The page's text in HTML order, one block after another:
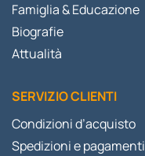
Famiglia & Educazione
Biografie
Attualità
SERVIZIO CLIENTI
Condizioni d’acquisto
Spedizioni e pagamenti